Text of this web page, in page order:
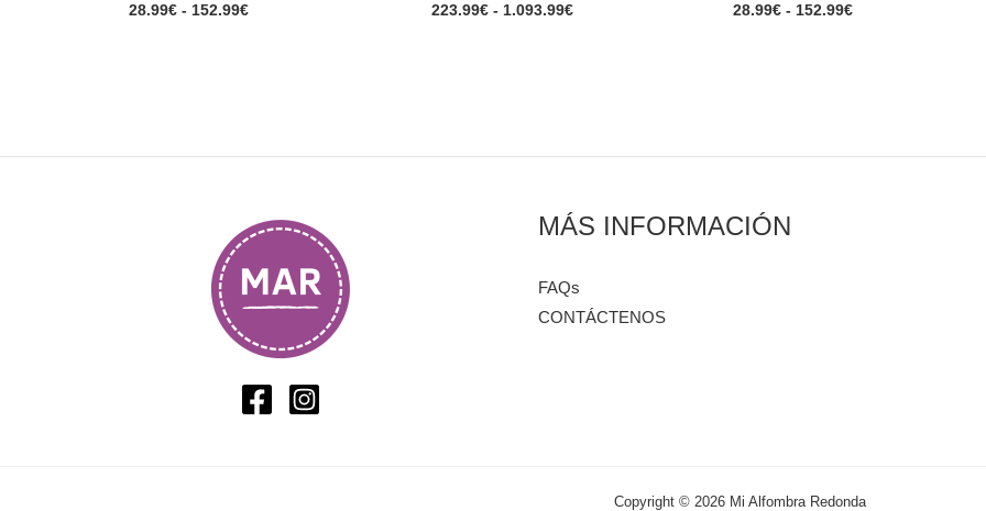
28.99€ - 152.99€ 223.99€ - 1.093.99€ 28.99€ - 152.99€
MÁS INFORMACIÓN
FAQs
CONTÁCTENOS
Copyright © 2026 Mi Alfombra Redonda